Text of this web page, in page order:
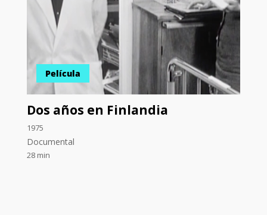
Película
Dos años en Finlandia
1975
Documental
28 min